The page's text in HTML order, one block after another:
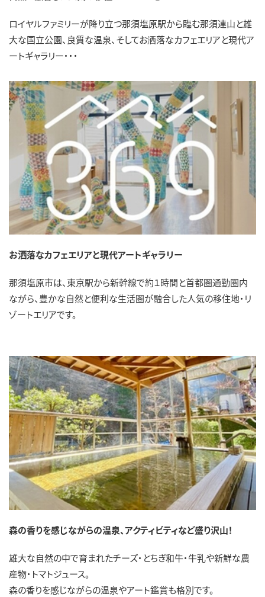
ロイヤルファミリーが降り立つ那須塩原駅から臨む那須連山と雄
大な国立公園、良質な温泉、そしてお洒落なカフェエリアと現代ア
ートギャラリー・・・
お洒落なカフェエリアと現代アートギャラリー
那須塩原市は、東京駅から新幹線で約１時間と首都圏通勤圏内
ながら、豊かな自然と便利な生活圏が融合した人気の移住地・リ
ゾートエリアです。
森の香りを感じながらの温泉、アクティビティなど盛り沢山！
雄大な自然の中で育まれたチーズ・とちぎ和牛・牛乳や新鮮な農
産物・トマトジュース。
森の香りを感じながらの温泉やアート鑑賞も格別です。